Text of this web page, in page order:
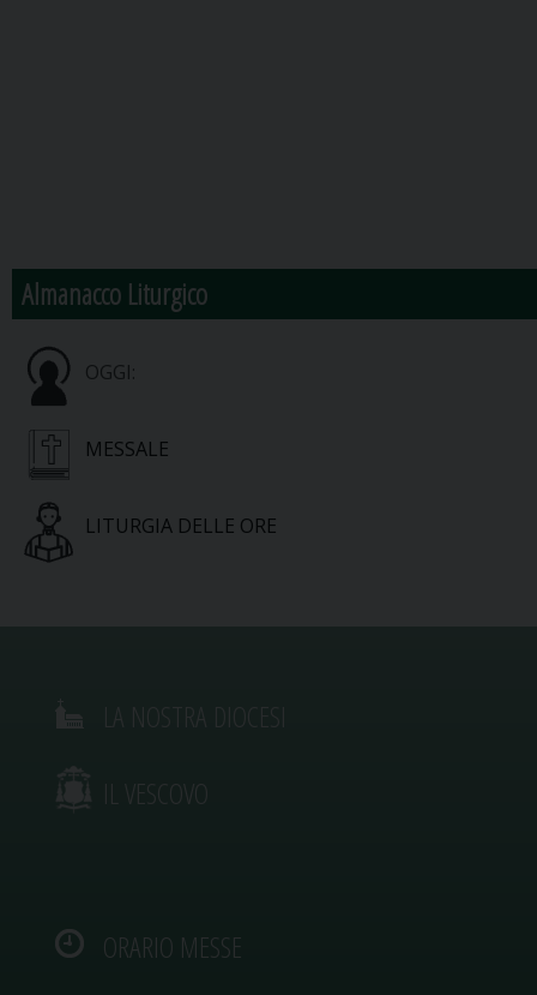
Almanacco Liturgico
OGGI:
MESSALE
LITURGIA DELLE ORE
IL VESCOVO
ORARIO MESSE